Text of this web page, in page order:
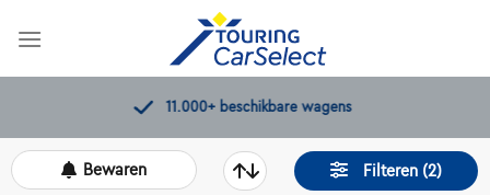
11.000+beschikbare wagens
Filteren (2)
Bewaren